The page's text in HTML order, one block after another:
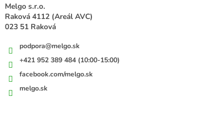
Melgo s.r.o.
Raková 4112 (Areál AVC)
023 51 Raková
podpora@melgo.sk
+421 952 389 484 (10:00-15:00)
facebook.com/melgo.sk
melgo.sk